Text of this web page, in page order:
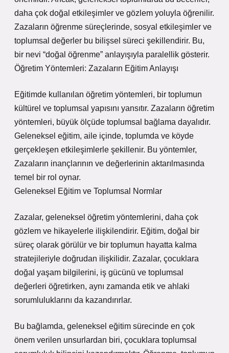
daha çok doğal etkileşimler ve gözlem yoluyla öğrenilir.
Zazaların öğrenme süreçlerinde, sosyal etkileşimler ve
toplumsal değerler bu bilişsel süreci şekillendirir. Bu,
bir nevi “doğal öğrenme” anlayışıyla paralellik gösterir.
Öğretim Yöntemleri: Zazaların Eğitim Anlayışı
Eğitimde kullanılan öğretim yöntemleri, bir toplumun
kültürel ve toplumsal yapısını yansıtır. Zazaların öğretim
yöntemleri, büyük ölçüde toplumsal bağlama dayalıdır.
Geleneksel eğitim, aile içinde, toplumda ve köyde
gerçekleşen etkileşimlerle şekillenir. Bu yöntemler,
Zazaların inançlarının ve değerlerinin aktarılmasında
temel bir rol oynar.
Geleneksel Eğitim ve Toplumsal Normlar
Zazalar, geleneksel öğretim yöntemlerini, daha çok
gözlem ve hikayelerle ilişkilendirir. Eğitim, doğal bir
süreç olarak görülür ve bir toplumun hayatta kalma
stratejileriyle doğrudan ilişkilidir. Zazalar, çocuklara
doğal yaşam bilgilerini, iş gücünü ve toplumsal
değerleri öğretirken, aynı zamanda etik ve ahlaki
sorumluluklarını da kazandırırlar.
Bu bağlamda, geleneksel eğitim sürecinde en çok
önem verilen unsurlardan biri, çocuklara toplumsal